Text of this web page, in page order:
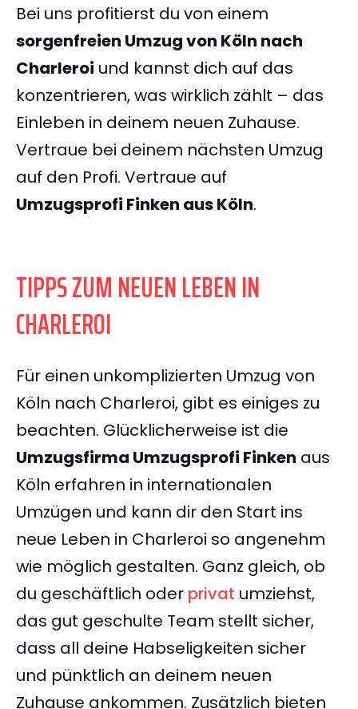
Bei uns profitierst du von einem
sorgenfreien Umzug von Köln nach
Charleroi und kannst dich auf das
konzentrieren, was wirklich zählt – das
Einleben in deinem neuen Zuhause.
Vertraue bei deinem nächsten Umzug
auf den Profi. Vertraue auf
Umzugsprofi Finken aus Köln.
TIPPS ZUM NEUEN LEBEN IN
CHARLEROI
Für einen unkomplizierten Umzug von
Köln nach Charleroi, gibt es einiges zu
beachten. Glücklicherweise ist die
Umzugsfirma Umzugsprofi Finken aus
Köln erfahren in internationalen
Umzügen und kann dir den Start ins
neue Leben in Charleroi so angenehm
wie möglich gestalten. Ganz gleich, ob
du geschäftlich oder privat umziehst,
das gut geschulte Team stellt sicher,
dass all deine Habseligkeiten sicher
und pünktlich an deinem neuen
Zuhause ankommen. Zusätzlich bieten